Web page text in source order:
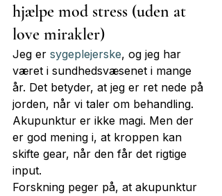
hjælpe mod stress (uden at
love mirakler)
Jeg er sygeplejerske, og jeg har
været i sundhedsvæsenet i mange
år. Det betyder, at jeg er ret nede på
jorden, når vi taler om behandling.
Akupunktur er ikke magi. Men der
er god mening i, at kroppen kan
skifte gear, når den får det rigtige
input.
Forskning peger på, at akupunktur